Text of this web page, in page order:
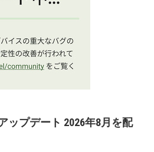
ップデート 2026年8月を配